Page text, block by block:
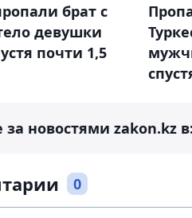
брат с
девушки
почти 1,5
за новостями zakon.kz в:
0